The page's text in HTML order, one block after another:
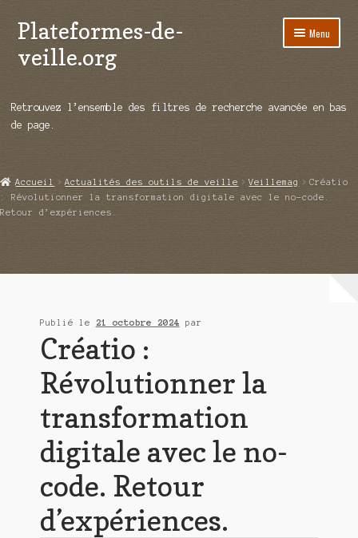
Aller
à
la
Aller
au
contenu
Plateformes-de-
veille.org
Menu
Répertoire d’ouitils
Démos vidéos
Ouvrir
Qui sommes-nous ?
Retrouvez l’ensemble des filtres de recherche avancée en bas
de page.
Accueil Actualités des outils de veille Veillemag
Créatio
: Révolutionner la transformation digitale avec le no-code.
Retour d’expériences.
Publié le 21 octobre 2024 par
Créatio :
Révolutionner la
transformation
digitale avec le no-
code. Retour
d’expériences.